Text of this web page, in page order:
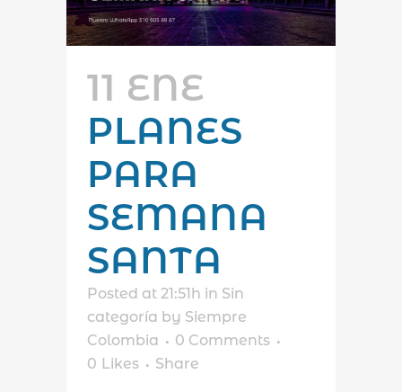
11 ENE
PLANES
PARA
SEMANA
SANTA
Posted at 21:51h in Sin
categoría by Siempre
Colombia
0 Comments
0 Likes Share